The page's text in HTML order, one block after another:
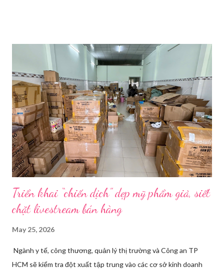
thay đồ. Chỉ trong vài phút, phòng khách được sắp xếp lại. Hai
đèn chiếu ngược sáng bật lên. Một chiếc điện thoại được gắn cố
định. Cả ba người vào vị trí. Wu đã chuẩn bị sẵn lời thoại và trao
đổi trước cách diễn đạt với ông và mẹ, thậm chí còn bàn xem
dùng từ nào trong phương ngữ Thượng Hải nghe tự nhiên nhất
trên camera. Ông cô nhăn mặt khi nghe giải thích về Thế vận
hội Mùa đông. “Người già như tụi ông không hiểu mấy cái này...
Triển khai “chiến dịch” dẹp mỹ phẩm giả, siết
chặt livestream bán hàng
May 25, 2026
Ngành y tế, công thương, quản lý thị trường và Công an TP
HCM sẽ kiểm tra đột xuất tập trung vào các cơ sở kinh doanh